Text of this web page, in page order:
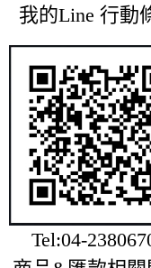
我的Line 行動
Tel:04-